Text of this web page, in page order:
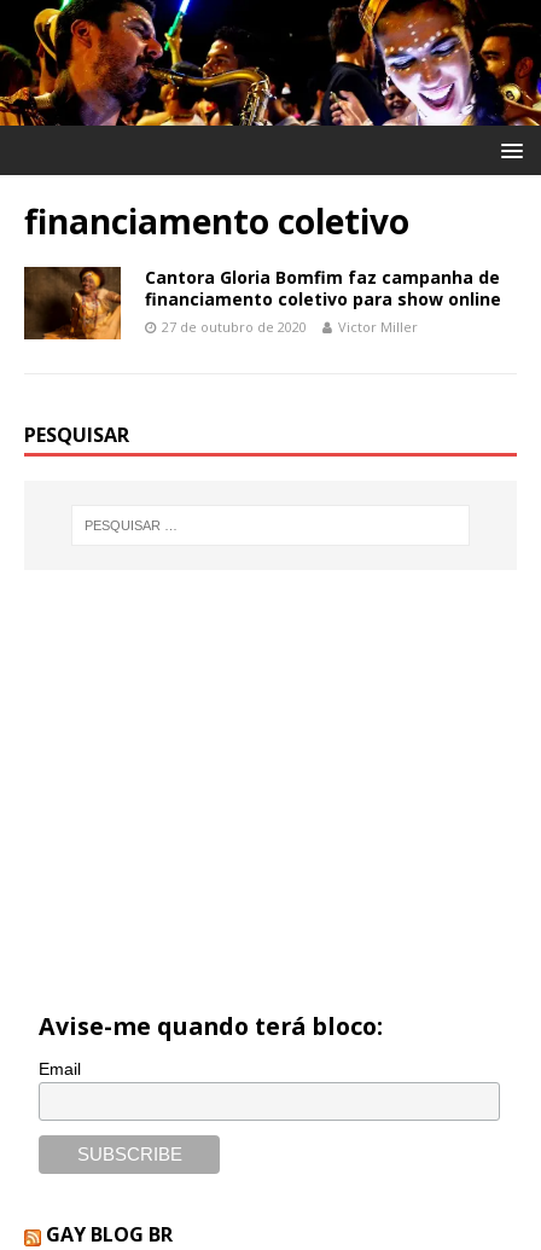
financiamento coletivo
Cantora Gloria Bomfim faz campanha de
financiamento coletivo para show online
27 de outubro de 2020 Victor Miller
PESQUISAR
Avise-me quando terá bloco:
Email
GAY BLOG BR